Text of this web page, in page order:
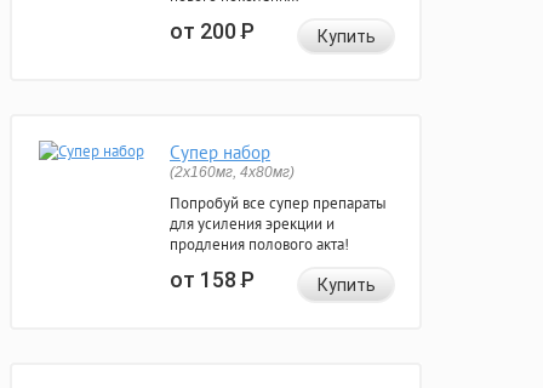
от 200Р Купить
Супер набор
(2х160мг, 4х80мг)
Попробуй все супер препараты
для усиления эрекции и
продления полового акта!
от 158Р Купить